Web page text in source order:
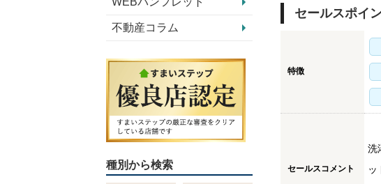
セールスポイ
特徴
セールスコメント
洗
ッ
不動産コラム
種別から検索